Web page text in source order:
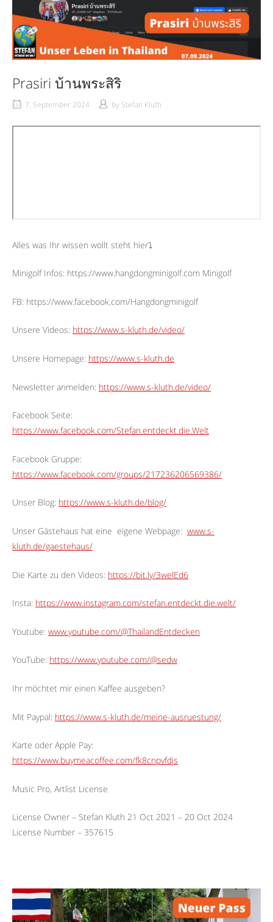
Prasiri บ้านพระสิริ
7. September 2024 by Stefan Kluth
Alles was Ihr wissen wollt steht hier⤵︎
Minigolf Infos: https://www.hangdongminigolf.com Minigolf
FB: https://www.facebook.com/Hangdongminigolf
Unsere Videos: https://www.s-kluth.de/video/
Unsere Homepage: https://www.s-kluth.de
Newsletter anmelden: https://www.s-kluth.de/video/
Facebook Seite:
https://www.facebook.com/Stefan.entdeckt.die.Welt
Facebook Gruppe:
https://www.facebook.com/groups/217236206569386/
Unser Blog: https://www.s-kluth.de/blog/
Unser Gästehaus hat eine eigene Webpage: www.s-
kluth.de/gaestehaus/
Die Karte zu den Videos: https://bit.ly/3welEd6
Insta: https://www.instagram.com/stefan.entdeckt.die.welt/
Youtube: www.youtube.com/@ThailandEntdecken
YouTube: https://www.youtube.com/@sedw
Ihr möchtet mir einen Kaffee ausgeben?
Mit Paypal: https://www.s-kluth.de/meine-ausruestung/
Karte oder Apple Pay:
https://www.buymeacoffee.com/fk8cnpvfdjs
Music Pro, Artlist License
License Owner – Stefan Kluth 21 Oct 2021 – 20 Oct 2024
License Number – 357615